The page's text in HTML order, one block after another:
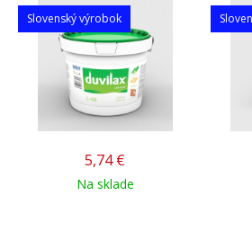
Slovenský výrobok
5,74 €
Na sklade